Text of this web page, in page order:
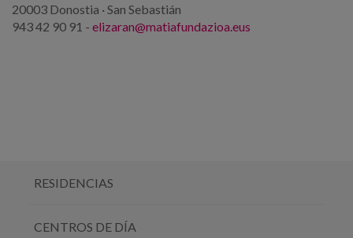
20003 Donostia · San Sebastián
943 42 90 91 - elizaran@matiafundazioa.eus
RESIDENCIAS
CENTROS DE DÍA